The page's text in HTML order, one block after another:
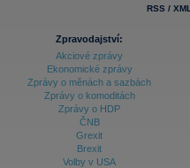
RSS / XML
Zpravodajství:
Akciové zprávy
Ekonomické zprávy
Zprávy o měnách a sazbách
Zprávy o komoditách
Zprávy o HDP
ČNB
Grexit
Brexit
Volby v USA